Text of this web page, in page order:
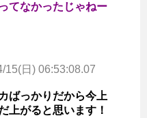
てなかったじゃねー
15(日) 06:53:08.07
ばっかりだから今上
上がると思います！